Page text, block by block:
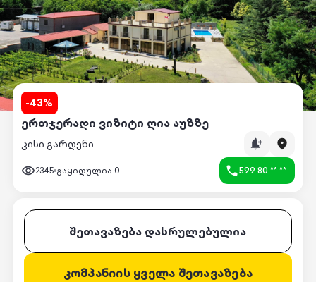
-43%
ერთჯერადი ვიზიტი ღია აუზზე
კისი გარდენი
2345 გაყიდულია 0 599 80 ** **
შეთავაზება დასრულებულია
კომპანიის ყველა შეთავაზება